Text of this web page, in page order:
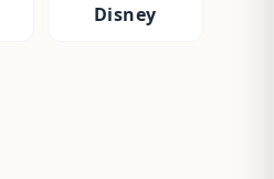
Disney